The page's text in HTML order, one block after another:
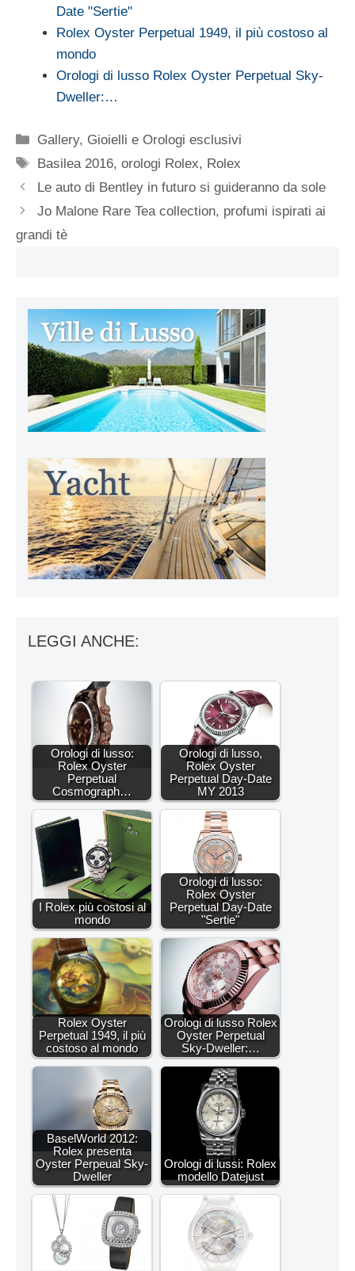
Date "Sertie"
Rolex Oyster Perpetual 1949, il più costoso al
mondo
Orologi di lusso Rolex Oyster Perpetual Sky-
Dweller:…
Categorie
Gallery, Gioielli e Orologi esclusivi
Tag
Basilea 2016,orologi Rolex, Rolex
Le auto di Bentley in futuro si guideranno da sole
Jo Malone Rare Tea collection, profumi ispirati ai
grandi tè
LEGGI ANCHE:
Orologi di lusso:
Rolex Oyster
Perpetual
Cosmograph…
Orologi di lusso,
Rolex Oyster
Perpetual Day-Date
MY 2013
I Rolex più costosi al
mondo
Orologi di lusso:
Rolex Oyster
Perpetual Day-Date
"Sertie"
Rolex Oyster
Perpetual 1949, il più
costoso al mondo
Orologi di lusso Rolex
Oyster Perpetual
Sky-Dweller:…
BaselWorld 2012:
Rolex presenta
Oyster Perpeual Sky-
Dweller
Orologi di lussi: Rolex
modello Datejust